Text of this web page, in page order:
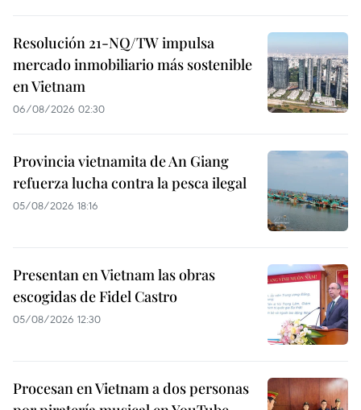
Resolución 21-NQ/TW impulsa
mercado inmobiliario más sostenible
en Vietnam
06/08/2026 02:30
Provincia vietnamita de An Giang
refuerza lucha contra la pesca ilegal
05/08/2026 18:16
Presentan en Vietnam las obras
escogidas de Fidel Castro
05/08/2026 12:30
Procesan en Vietnam a dos personas